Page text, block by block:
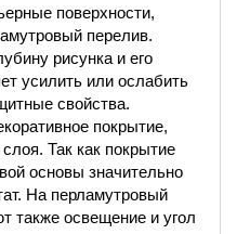
поверхности,
перелив.
рисунка и его
усилить или ослабить
свойства.
покрытие,
слоя. Так как покрытие
основы значительно
На перламутровый
также освещение и угол